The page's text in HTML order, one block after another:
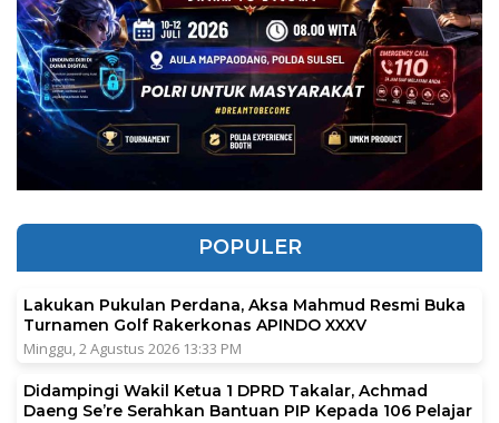
POPULER
Lakukan Pukulan Perdana, Aksa Mahmud Resmi Buka
Turnamen Golf Rakerkonas APINDO XXXV
Minggu, 2 Agustus 2026 13:33 PM
Didampingi Wakil Ketua 1 DPRD Takalar, Achmad
Daeng Se’re Serahkan Bantuan PIP Kepada 106 Pelajar